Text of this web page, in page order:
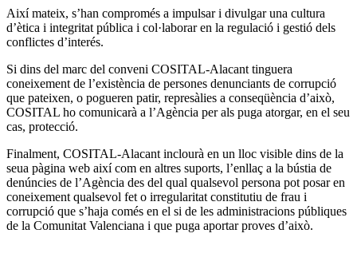
Així mateix, s’han compromés a impulsar i divulgar una cultura
d’ètica i integritat pública i col·laborar en la regulació i gestió dels
conflictes d’interés.
Si dins del marc del conveni COSITAL-Alacant tinguera
coneixement de l’existència de persones denunciants de corrupció
que pateixen, o pogueren patir, represàlies a conseqüència d’això,
COSITAL ho comunicarà a l’Agència per als puga atorgar, en el seu
cas, protecció.
Finalment, COSITAL-Alacant inclourà en un lloc visible dins de la
seua pàgina web així com en altres suports, l’enllaç a la bústia de
denúncies de l’Agència des del qual qualsevol persona pot posar en
coneixement qualsevol fet o irregularitat constitutiu de frau i
corrupció que s’haja comés en el si de les administracions públiques
de la Comunitat Valenciana i que puga aportar proves d’això.